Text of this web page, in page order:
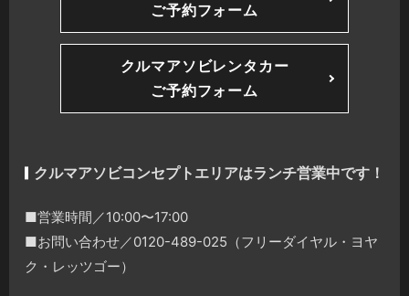
ご予約フォーム
クルマアソビレンタカー
ご予約フォーム
クルマアソビコンセプトエリアはランチ営業中です！
■営業時間／10:00〜17:00
■お問い合わせ／0120-489-025（フリーダイヤル・ヨヤ
ク・レッツゴー）